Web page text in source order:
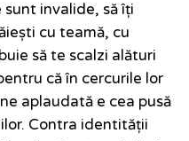
invalide, să îți
cu teamă, cu
să te scalzi alături
că în cercurile lor
aplaudată e cea pusă
Contra identității